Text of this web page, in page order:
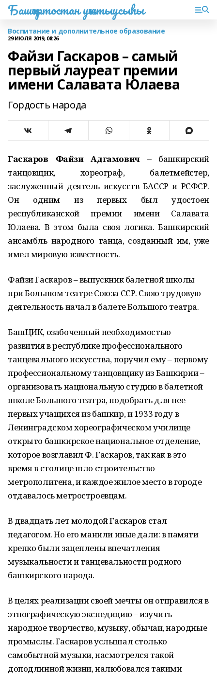
Башҡортостан уҡытыусыһы
Воспитание и дополнительное образование
29 ИЮЛЯ 2019, 08:26
Файзи Гаскаров – самый
первый лауреат премии
имени Салавата Юлаева
Гордость народа
Гаскаров Файзи Адгамович – башкирский
танцовщик, хореограф, балетмейстер,
заслуженный деятель искусств БАССР и РСФСР.
Он одним из первых был удостоен
республиканской премии имени Салавата
Юлаева. В этом была своя логика. Башкирский
ансамбль народного танца, созданный им, уже
имел мировую известность.
Файзи Гаскаров – выпускник балетной школы
при Большом театре Союза ССР. Свою трудовую
деятельность начал в балете Большого театра.
БашЦИК, озабоченный необходимостью
развития в республике профессионального
танцевального искусства, поручил ему – первому
профессиональному танцовщику из Башкирии –
организовать национальную студию в балетной
школе Большого театра, подобрать для нее
первых учащихся из башкир, и 1933 году в
Ленинградском хореографическом училище
открыто башкирское национальное отделение,
которое возглавил Ф. Гаскаров, так как в это
время в столице шло строительство
метрополитена, и каждое жилое место в городе
отдавалось метростроевцам.
В двадцать лет молодой Гаскаров стал
педагогом. Но его манили иные дали: в памяти
крепко были зацеплены впечатления
музыкальности и танцевальности родного
башкирского народа.
В целях реализации своей мечты он отправился в
этнографическую экспедицию – изучить
народное творчество, музыку, обычаи, народные
промыслы. Гаскаров услышал столько
самобытной музыки, насмотрелся такой
доподлинной жизни, налюбовался такими